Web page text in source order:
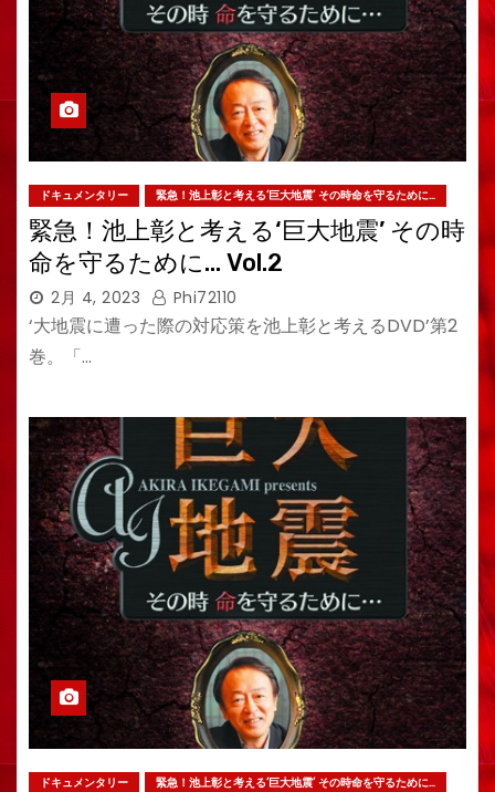
ドキュメンタリー 緊急！池上彰と考える‘巨大地震’ その時命を守るために…
緊急！池上彰と考える‘巨大地震’ その時
命を守るために… Vol.2
2月 4, 2023 Phi72110
‘大地震に遭った際の対応策を池上彰と考えるDVD’第2
巻。「…
ドキュメンタリー 緊急！池上彰と考える‘巨大地震’ その時命を守るために…